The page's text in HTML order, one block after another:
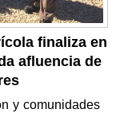
finaliza en
afluencia de
y comunidades